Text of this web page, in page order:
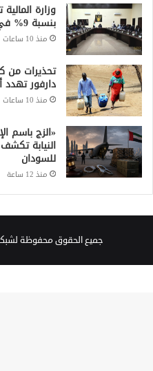
وزارة
بنسبة 9% في 2026 واستمرار تراجع التضخم
منذ 10 ساعات
تحذيرات من
دارفور تهدد أكثر
منذ 10 ساعات
«الزج باسم
النيابة
للسودان
منذ 12 ساعة
جميع الحقوق محفوظة لشبكة